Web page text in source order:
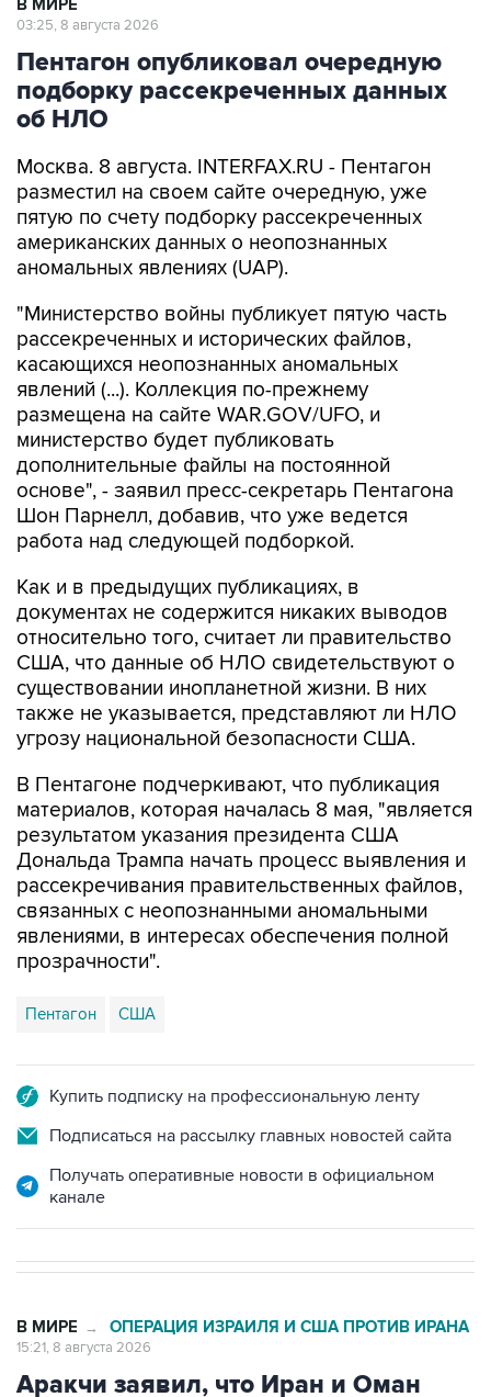
Пентагон опубликовал очередную
подборку рассекреченных данных
об НЛО
Москва. 8 августа. INTERFAX.RU - Пентагон
пятую по счету подборку рассекреченных
американских данных о неопознанных
аномальных явлениях (UAP).
"Министерство войны публикует пятую часть
касающихся неопознанных аномальных
явлений (...). Коллекция по-прежнему
размещена на сайте WAR.GOV/UFO, и
министерство будет публиковать
дополнительные файлы на постоянной
основе", - заявил пресс-секретарь Пентагона
Шон Парнелл, добавив, что уже ведется
работа над следующей подборкой.
Как и в предыдущих публикациях, в
относительно того, считает ли правительство
США, что данные об НЛО свидетельствуют о
существовании инопланетной жизни. В них
также не указывается, представляют ли НЛО
угрозу национальной безопасности США.
В Пентагоне подчеркивают, что публикация
результатом указания президента США
Дональда Трампа начать процесс выявления и
рассекречивания правительственных файлов,
связанных с неопознанными аномальными
явлениями, в интересах обеспечения полной
прозрачности".
Пентагон США
Подписаться на рассылку главных новостей сайта
Получать оперативные новости в официальном
Аракчи заявил, что Иран и Оман
близки к соглашению по